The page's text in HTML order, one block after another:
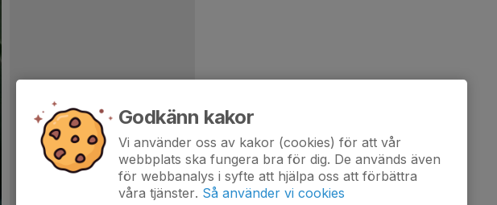
Godkänn kakor
Vi använder oss av kakor (cookies) för att vår
webbplats ska fungera bra för dig. De används även
för webbanalys i syfte att hjälpa oss att förbättra
våra tjänster. Så använder vi cookies